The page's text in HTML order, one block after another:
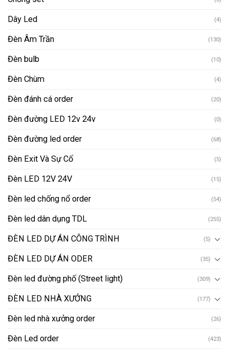
Dây Led (4)
Đèn Âm Trần (130)
Đèn bulb (10)
Đèn Chùm (4)
Đèn đánh cá order (20)
Đèn đường LED 12v 24v (0)
Đèn đường led order (68)
Đèn Exit Và Sự Cố (5)
Đèn LED 12V 24V (15)
Đèn led chống nổ order (54)
Đèn led dân dụng TDL (255)
ĐÈN LED DỰ ÁN CÔNG TRÌNH (5)
ĐÈN LED DỰ ÁN ODER (35)
Đèn led đường phố (Street light) (309)
ĐÈN LED NHÀ XƯỞNG (177)
Đèn led nhà xưởng order (26)
Đèn Led order (423)